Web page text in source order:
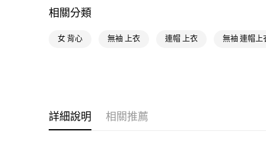
相關分類
女 背心 無袖 上衣 連帽 上衣 無袖 連帽上
詳細說明 相關推薦